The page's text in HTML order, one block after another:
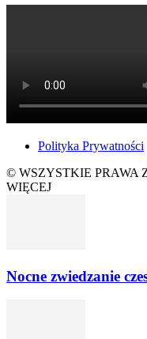
Polityka Prywatności
© WSZYSTKIE PRAWA
WIĘCEJ
Nocne zwiedzanie